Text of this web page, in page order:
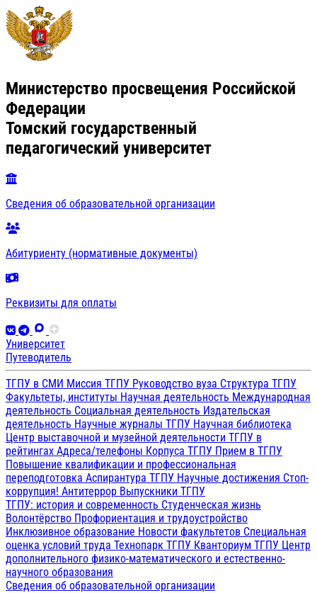
Министерство просвещения Российской
Федерации
Томский государственный
педагогический университет
Сведения об образовательной организации
Абитуриенту (нормативные документы)
Реквизиты для оплаты
Университет
Путеводитель
ТГПУ в СМИ Миссия ТГПУ Руководство вуза Структура ТГПУ
Факультеты, институты Научная деятельность Международная
деятельность Социальная деятельность Издательская
деятельность Научные журналы ТГПУ Научная библиотека
Центр выставочной и музейной деятельности ТГПУ в
рейтингах Адреса/телефоны Корпуса ТГПУ Прием в ТГПУ
Повышение квалификации и профессиональная
переподготовка Аспирантура ТГПУ Научные достижения Стоп-
коррупция! Антитеррор Выпускники ТГПУ
ТГПУ: история и современность Студенческая жизнь
Волонтёрство Профориентация и трудоустройство
Инклюзивное образование Новости факультетов Специальная
оценка условий труда Технопарк ТГПУ Кванториум ТГПУ Центр
дополнительного физико-математического и естественно-
научного образования
Сведения об образовательной организации